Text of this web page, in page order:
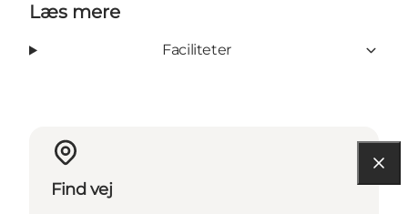
Læs mere
Faciliteter
Find vej